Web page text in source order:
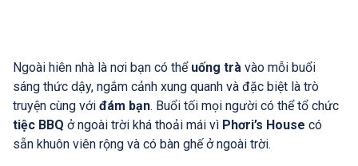
Ngoài hiên nhà là nơi bạn có thể uống trà vào mỗi buổi
sáng thức dậy, ngắm cảnh xung quanh và đặc biệt là trò
truyện cùng với đám bạn. Buổi tối mọi người có thể tổ chức
tiệc BBQ ở ngoài trời khá thoải mái vì Phơri’s House có
sẵn khuôn viên rộng và có bàn ghế ở ngoài trời.